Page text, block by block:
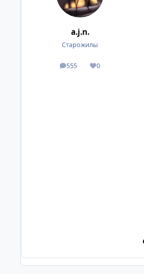
a.j.n.
Старожилы
555
посты 0
Репутация